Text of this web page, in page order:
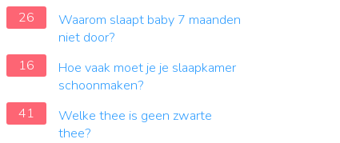
26
Waarom slaapt baby 7 maanden
niet door?
16
Hoe vaak moet je je slaapkamer
schoonmaken?
41
Welke thee is geen zwarte
thee?